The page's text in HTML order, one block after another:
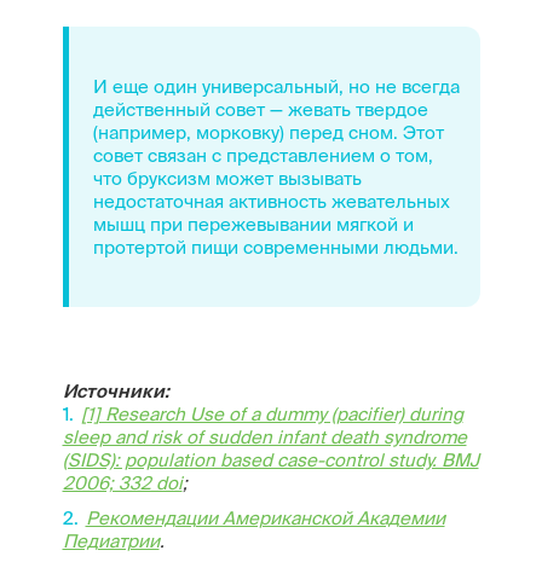
И еще один универсальный, но не всегда
действенный совет — жевать твердое
(например, морковку) перед сном. Этот
совет связан с представлением о том,
что бруксизм может вызывать
недостаточная активность жевательных
мышц при пережевывании мягкой и
протертой пищи современными людьми.
Источники:
[1] Research Use of a dummy (pacifier) during
sleep and risk of sudden infant death syndrome
(SIDS): population based case-control study. BMJ
2006; 332 doi;
Рекомендации Американской Академии
Педиатрии.